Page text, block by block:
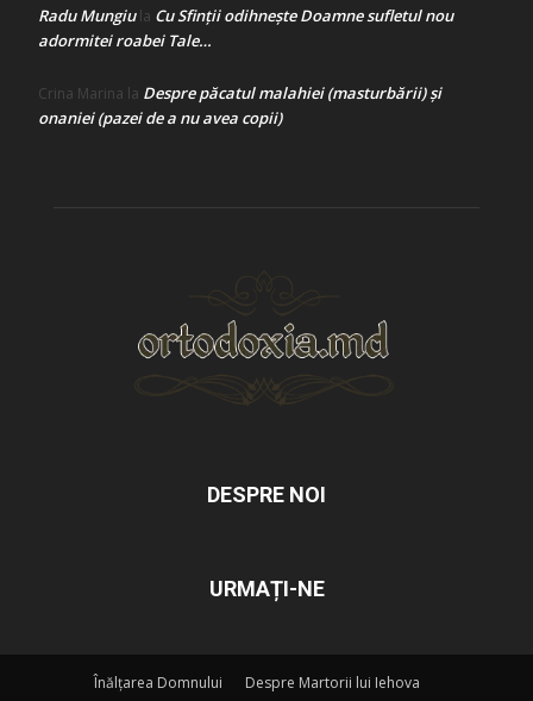
Radu Mungiula Cu Sfinții odihnește Doamne sufletul nou
adormitei roabei Tale…
Crina Marina la Despre păcatul malahiei (masturbării) şi
onaniei (pazei de a nu avea copii)
DESPRE NOI
URMAȚI-NE
Înălțarea Domnului
Despre Martorii lui Iehova